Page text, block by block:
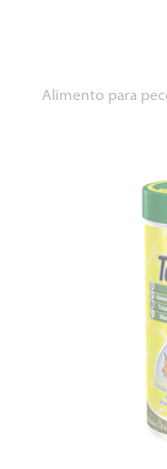
Alimento para